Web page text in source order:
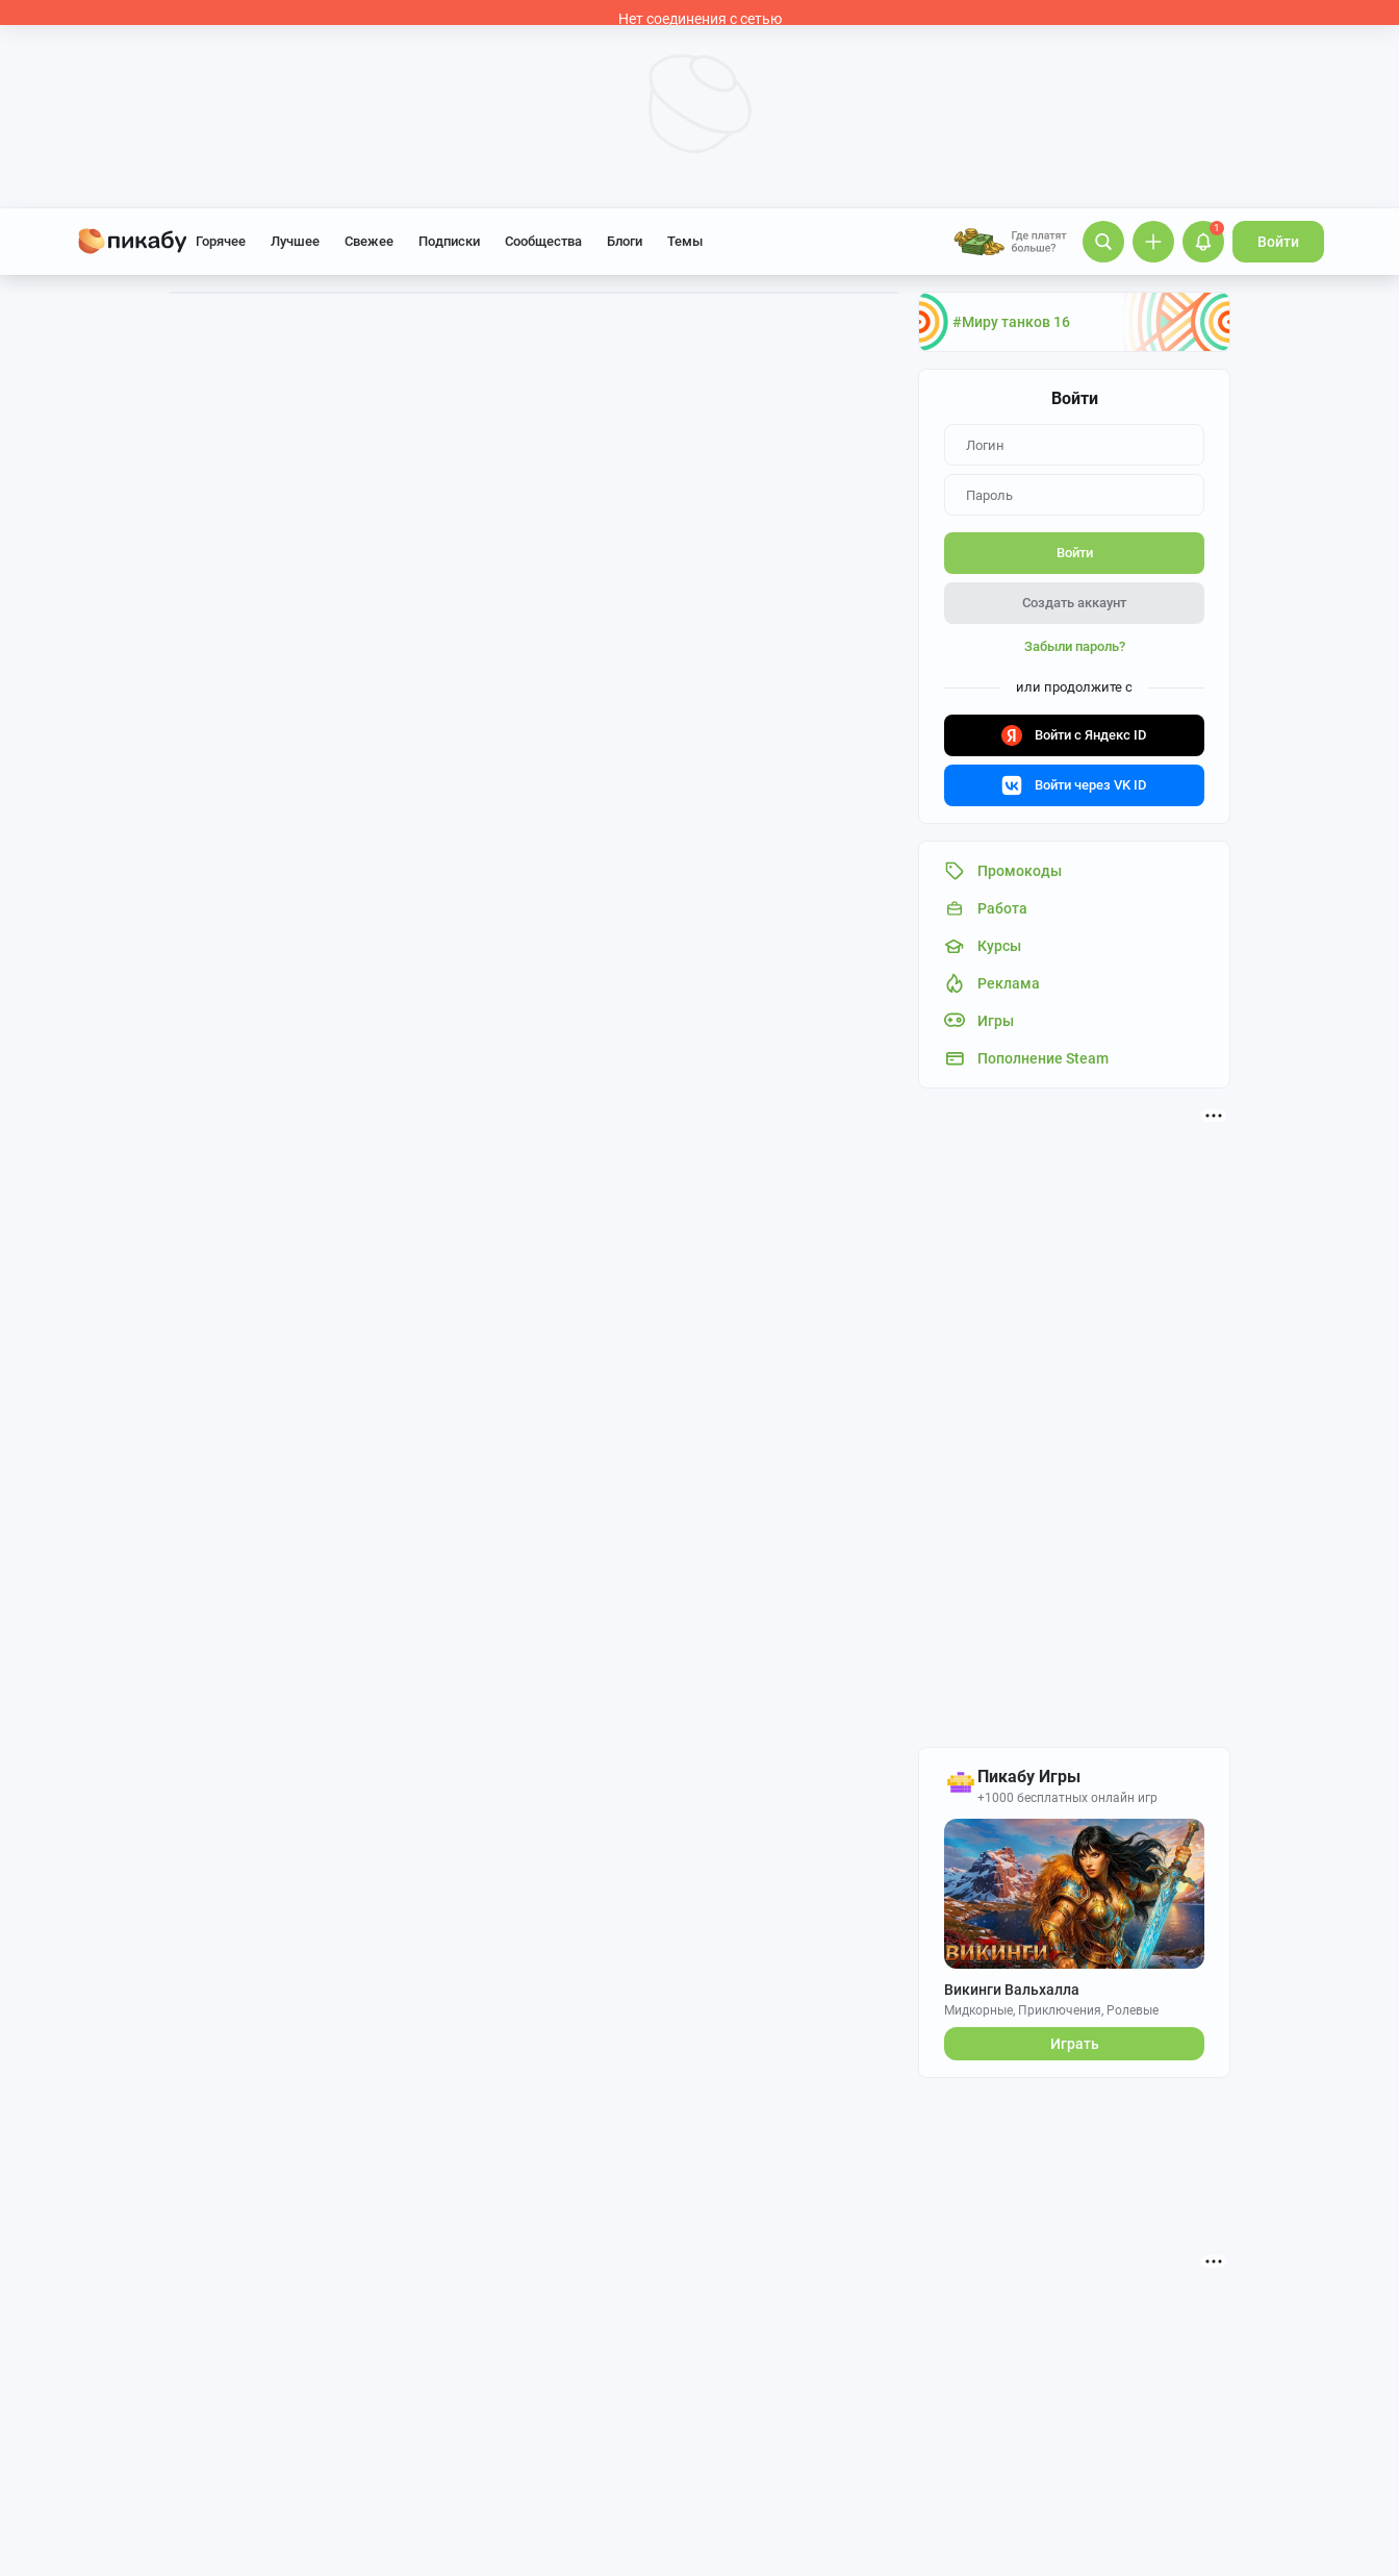
Горячее Лучшее Свежее Подписки Сообщества Блоги Темы
1
Войти
#Миру танков 16
Войти
Войти
Создать аккаунт
Забыли пароль?
или продолжите с
Войти с Яндекс ID
Войти через VK ID
Промокоды
Работа
Курсы
Реклама
Игры
Пополнение Steam
Пикабу Игры
+1000 бесплатных онлайн игр
Викинги Вальхалла
Мидкорные, Приключения, Ролевые
Играть
Нет соединения с сетью